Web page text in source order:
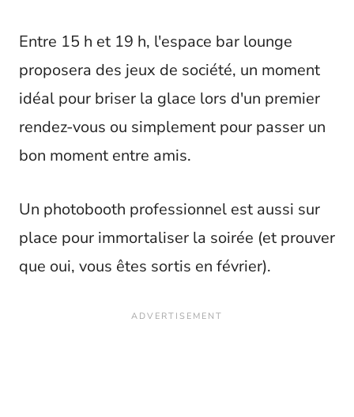
Entre 15 h et 19 h, l'espace bar lounge
proposera des jeux de société, un moment
idéal pour briser la glace lors d'un premier
rendez-vous ou simplement pour passer un
bon moment entre amis.
Un photobooth professionnel est aussi sur
place pour immortaliser la soirée (et prouver
que oui, vous êtes sortis en février).